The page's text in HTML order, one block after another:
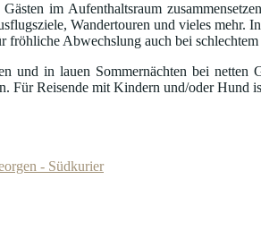
im Aufenthaltsraum
Wandertouren und vieles mehr.
Abwechslung auch bei
und in lauen Sommernächten bei netten
Für Reisende mit Kindern und/oder Hund
- Südkurier